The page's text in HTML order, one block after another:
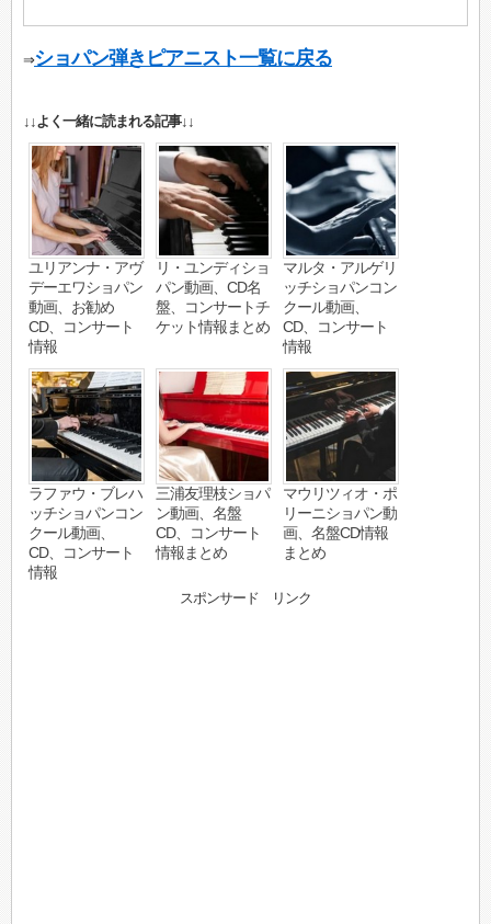
⇒ショパン弾きピアニスト一覧に戻る
↓↓よく一緒に読まれる記事↓↓
ユリアンナ・アヴ
デーエワショパン
動画、お勧め
CD、コンサート
情報
リ・ユンディショ
パン動画、CD名
盤、コンサートチ
ケット情報まとめ
マルタ・アルゲリ
ッチショパンコン
クール動画、
CD、コンサート
情報
ラファウ・ブレハ
ッチショパンコン
クール動画、
CD、コンサート
情報
三浦友理枝ショパ
ン動画、名盤
CD、コンサート
情報まとめ
マウリツィオ・ポ
リーニショパン動
画、名盤CD情報
まとめ
スポンサード リンク